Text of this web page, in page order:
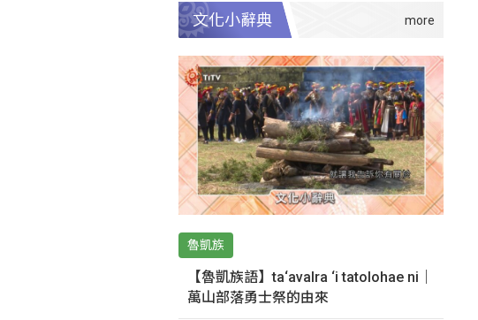
文化小辭典
魯凱族
【魯凱族語】ta‘avalra ‘i tatolohae ni｜
萬山部落勇士祭的由來